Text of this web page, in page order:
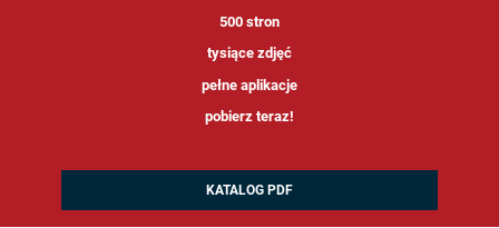
500 stron
tysiące zdjęć
pełne aplikacje
pobierz teraz!
KATALOG PDF